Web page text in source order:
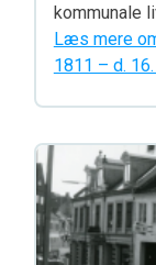
kommunale
Læs mere
1811 – d.